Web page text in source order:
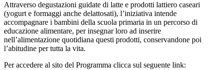
Attraverso degustazioni guidate di latte e prodotti lattiero caseari
(yogurt e formaggi anche delattosati), l’iniziativa intende
accompagnare i bambini della scuola primaria in un percorso di
educazione alimentare, per insegnar loro ad inserire
nell’alimentazione quotidiana questi prodotti, conservandone poi
l’abitudine per tutta la vita.
Per accedere al sito del Programma clicca sul seguente link: